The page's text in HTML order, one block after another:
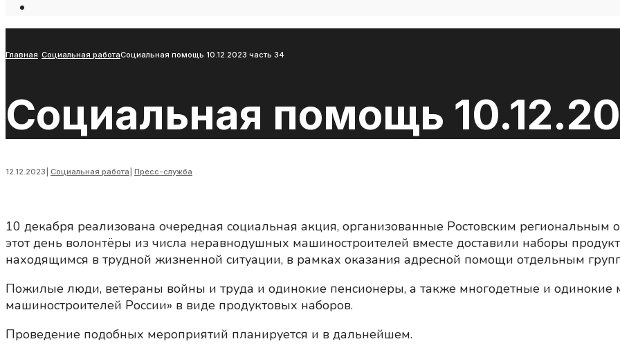
Главная Социальная работаСоциальная помощь 10.12.2023 часть 34
Социальная помощь
12.12.2023 Социальная работа Пресс-служба
10 декабря реализована очередная социальная акция, организованные Ростовским
этот день волонтёры из числа неравнодушных машиностроителей вместе доставили наборы
находящимся в трудной жизненной ситуации, в рамках оказания адресной помощи отдельным
Пожилые люди, ветераны войны и труда и одинокие пенсионеры, а также многодетные и одинокие
машиностроителей России» в виде продуктовых наборов.
Проведение подобных мероприятий планируется и в дальнейшем.